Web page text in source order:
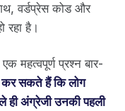
वर्डप्रेस कोड और
रहा है।
महत्वपूर्ण प्रश्न बार-
सकते हैं कि लोग
अंग्रेजी उनकी पहली